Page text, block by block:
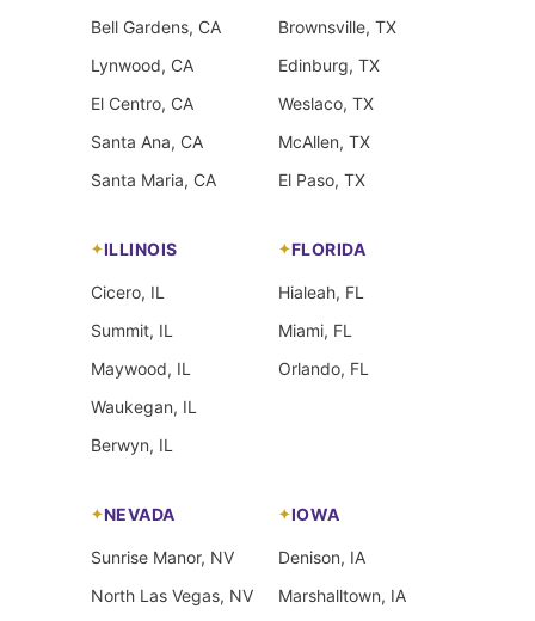
Bell Gardens, CA
Lynwood, CA
El Centro, CA
Santa Ana, CA
Santa Maria, CA
Brownsville, TX
Edinburg, TX
Weslaco, TX
McAllen, TX
El Paso, TX
ILLINOIS
Cicero, IL
Summit, IL
Maywood, IL
Waukegan, IL
Berwyn, IL
FLORIDA
Hialeah, FL
Miami, FL
Orlando, FL
NEVADA
Sunrise Manor, NV
North Las Vegas, NV
IOWA
Denison, IA
Marshalltown, IA